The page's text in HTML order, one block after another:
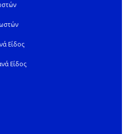
Είδος
Είδος